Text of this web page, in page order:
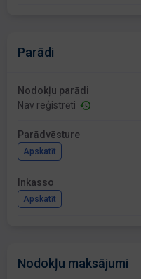
Parādi
Nodokļu parādi
Nav reģistrēti
Parādvēsture
Apskatīt
Inkasso
Apskatīt
Nodokļu maksājumi